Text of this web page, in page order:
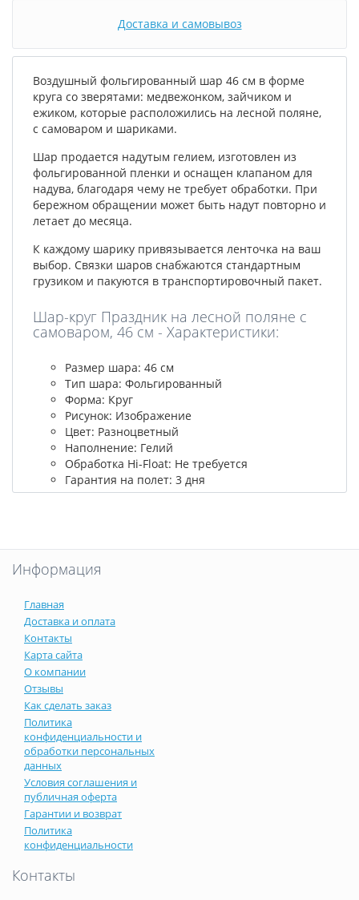
Доставка и самовывоз
Воздушный фольгированный шар 46 см в форме
круга со зверятами: медвежонком, зайчиком и
ежиком, которые расположились на лесной поляне,
с самоваром и шариками.
Шар продается надутым гелием, изготовлен из
фольгированной пленки и оснащен клапаном для
надува, благодаря чему не требует обработки. При
бережном обращении может быть надут повторно и
летает до месяца.
К каждому шарику привязывается ленточка на ваш
выбор. Связки шаров снабжаются стандартным
грузиком и пакуются в транспортировочный пакет.
Шар-круг Праздник на лесной поляне с
самоваром, 46 см - Характеристики:
Размер шара: 46 см
Тип шара: Фольгированный
Форма: Круг
Рисунок: Изображение
Цвет: Разноцветный
Наполнение: Гелий
Обработка Hi-Float: Не требуется
Гарантия на полет: 3 дня
Информация
Главная
Доставка и оплата
Контакты
Карта сайта
О компании
Отзывы
Как сделать заказ
Политика
конфиденциальности и
обработки персональных
данных
Условия соглашения и
публичная оферта
Гарантии и возврат
Политика
конфиденциальности
Контакты